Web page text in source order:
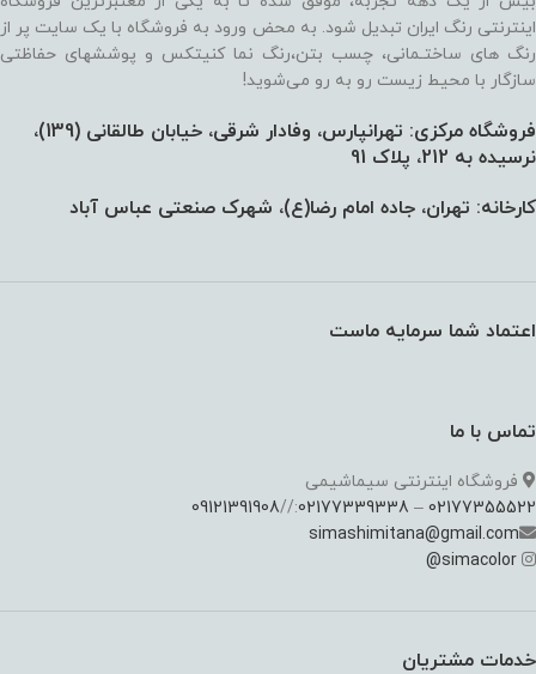
اینترنتی رنگ ایران تبدیل شود. به محض ورود به فروشگاه با یک سایت پر از
رنگ های ساختـمانی، چسب بتن،‌رنگ نما کنیتکس و پوششهای حفاظتی
سازگار با محیط زیست رو به رو می‌شوید!
فروشگاه مرکزی: تهرانپارس، وفادار شرقی، خیابان طالقانی (139)،‌
نرسیده به 212، پلاک 91
کارخانه: تهران، جاده امام رضا(ع)، شهرک صنعتی عباس آباد
اعتماد شما سرمایه ماست
تماس با ما
فروشگاه اینترنتی سیماشیمی
02177355522
–
02177339338
://
09121391908
simashimitana@gmail.com
simacolor
@
خدمات مشتریان